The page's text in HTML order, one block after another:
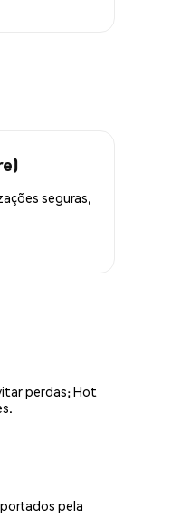
seguras,
perdas; Hot
pela